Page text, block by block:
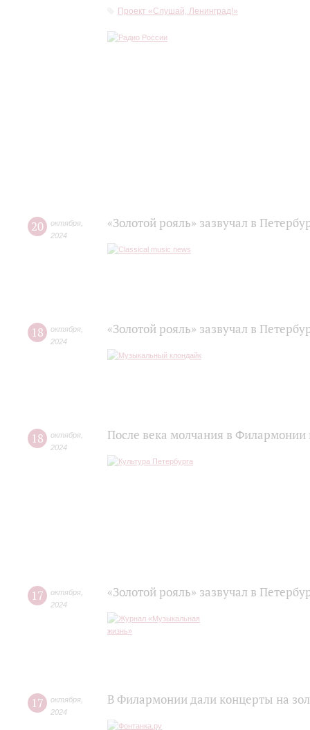
Проект «Слушай, Ленинград!»
20 октября
2024
«Золотой рояль» зазвучал в
18 октября
2024
«Золотой рояль» зазвучал в
18 октября
2024
После века молчания в Филармонии
17 октября
2024
«Золотой рояль» зазвучал в
17 октября
2024
В Филармонии дали концерты на